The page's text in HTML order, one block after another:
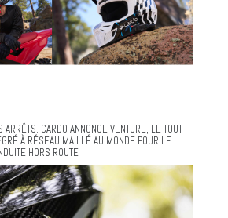
CARDO ANNONCE VENTURE, LE TOUT
À RÉSEAU MAILLÉ AU MONDE POUR LE
HORS ROUTE